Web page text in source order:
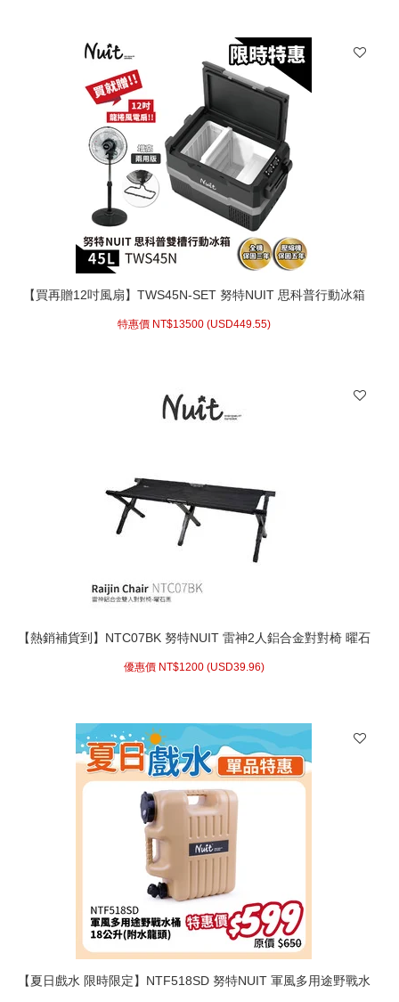
【買再贈12吋風扇】TWS45N-SET 努特NUIT 思科普行動冰箱
特惠價 NT$13500 (USD449.55)
【熱銷補貨到】NTC07BK 努特NUIT 雷神2人鋁合金對對椅 曜石
優惠價 NT$1200 (USD39.96)
【夏日戲水 限時限定】NTF518SD 努特NUIT 軍風多用途野戰水